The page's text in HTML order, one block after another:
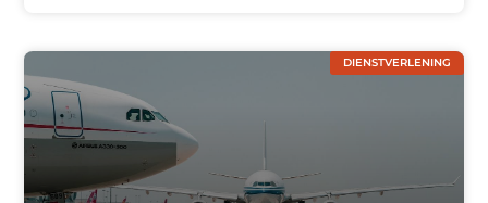
DIENSTVERLENING